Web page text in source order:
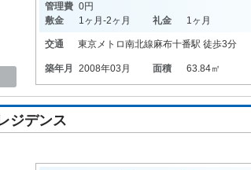
管理費 0円
敷金
1ヶ月-2ヶ月 礼金 1ヶ月
交通 東京メトロ南北線麻布十番駅 徒歩3分
築年月 2008年03月 面積 63.84㎡
ジデンス